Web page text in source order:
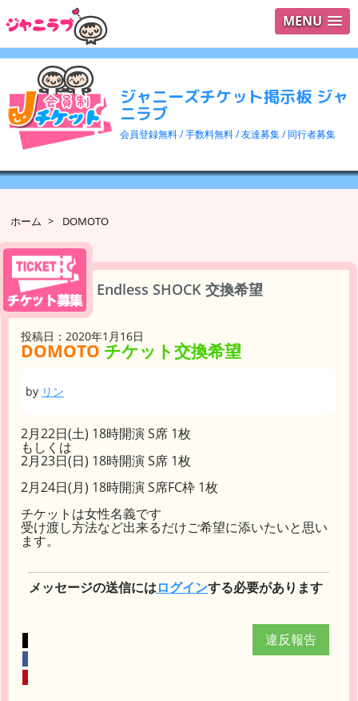
MENU
ジャニーズチケット掲示板 ジャ
ニラブ
会員登録無料 / 手数料無料 / 友達募集 / 同行者募集
ログイ
検索
ホーム > DOMOTO
Endless SHOCK 交換希望
投稿日：2020年1月16日
DOMOTO チケット交換希望
by リン
2月22日(土) 18時開演 S席 1枚
もしくは
2月23日(日) 18時開演 S席 1枚
2月24日(月) 18時開演 S席FC枠 1枚
チケットは女性名義です
受け渡し方法など出来るだけご希望に添いたいと思い
ます。
メッセージの送信にはログインする必要があります
違反報告